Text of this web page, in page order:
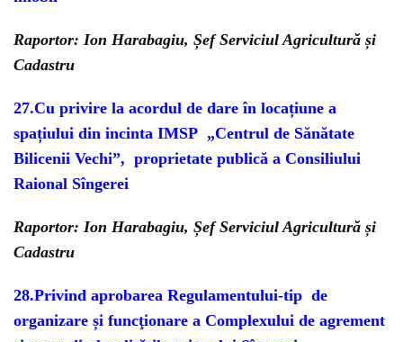
Raportor: Ion Harabagiu, Șef Serviciul Agricultură și
Cadastru
27.Cu privire la acordul de dare în locațiune a
spațiului din incinta IMSP „Centrul de Sănătate
Bilicenii Vechi”, proprietate publică a Consiliului
Raional Sîngerei
Raportor: Ion Harabagiu, Șef Serviciul Agricultură și
Cadastru
28.Privind aprobarea Regulamentului-tip de
organizare și funcţionare a Complexului de agrement